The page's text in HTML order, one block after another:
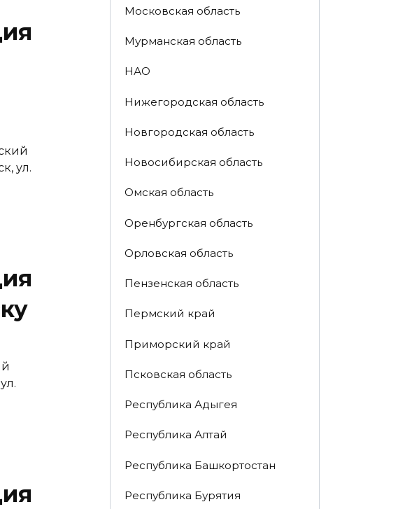
ул.
Московская область
Мурманская область
НАО
Нижегородская область
Новгородская область
Новосибирская область
Омская область
Оренбургская область
Орловская область
Пензенская область
Пермский край
Приморский край
Псковская область
Республика Адыгея
Республика Алтай
Республика Башкортостан
Республика Бурятия